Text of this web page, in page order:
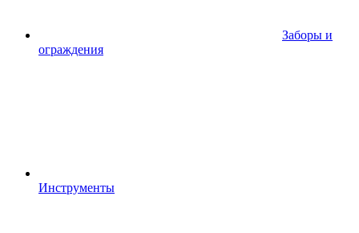
Заборы и
ограждения
Инструменты